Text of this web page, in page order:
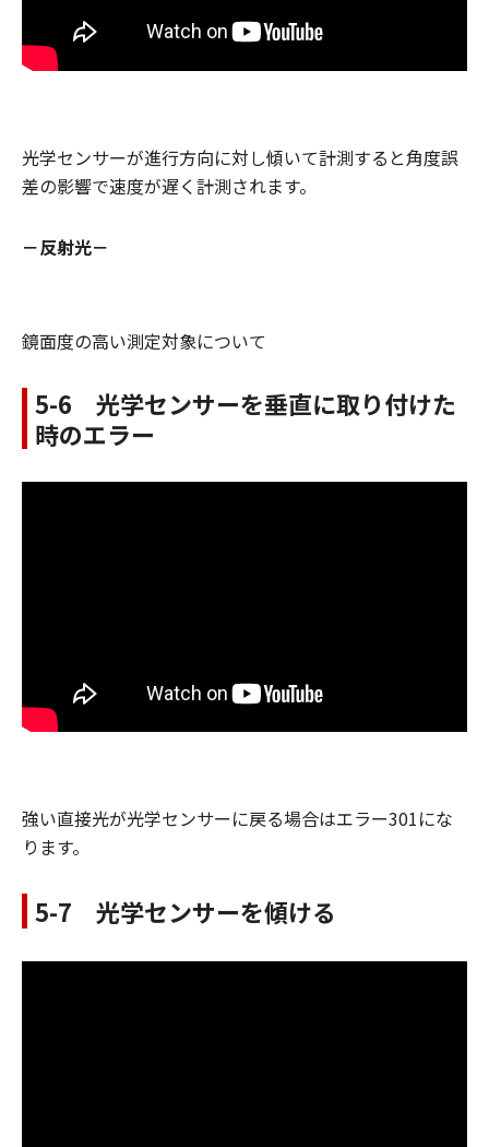
光学センサーが進行方向に対し傾いて計測すると角度誤
差の影響で速度が遅く計測されます。
－反射光－
鏡面度の高い測定対象について
5-6 光学センサーを垂直に取り付けた
時のエラー
強い直接光が光学センサーに戻る場合はエラー301にな
ります。
5-7 光学センサーを傾ける